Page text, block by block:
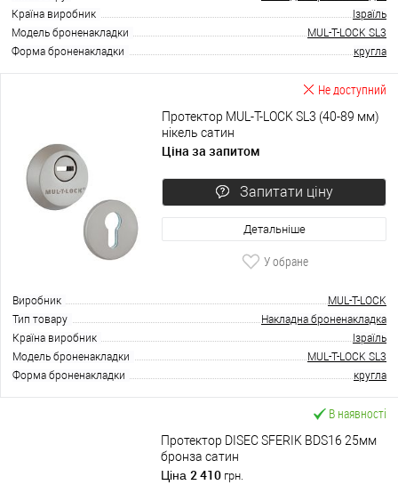
Країна виробник
Ізраїль
Модель броненакладки
MUL-T-LOCK SL3
Форма броненакладки
кругла
Не доступний
Протектор MUL-T-LOCK SL3 (40-89 мм)
нікель сатин
Ціна за запитом
Запитати ціну
Детальніше
У обране
Виробник
MUL-T-LOCK
Тип товару
Накладна броненакладка
Країна виробник
Ізраїль
Модель броненакладки
MUL-T-LOCK SL3
Форма броненакладки
кругла
В наявності
Протектор DISEC SFERIK BDS16 25мм
бронза сатин
Ціна 2 410 грн.